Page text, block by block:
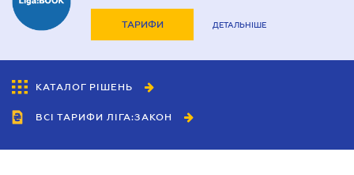
ТАРИФИ ДЕТАЛЬНІШЕ
КАТАЛОГ РІШЕНЬ
ВСІ ТАРИФИ ЛІГА:ЗАКОН